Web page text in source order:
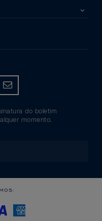
do boletim
momento.